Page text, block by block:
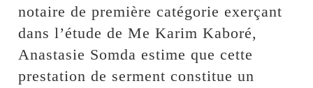
notaire de première catégorie exerçant
dans l’étude de Me Karim Kaboré,
Anastasie Somda estime que cette
prestation de serment constitue un